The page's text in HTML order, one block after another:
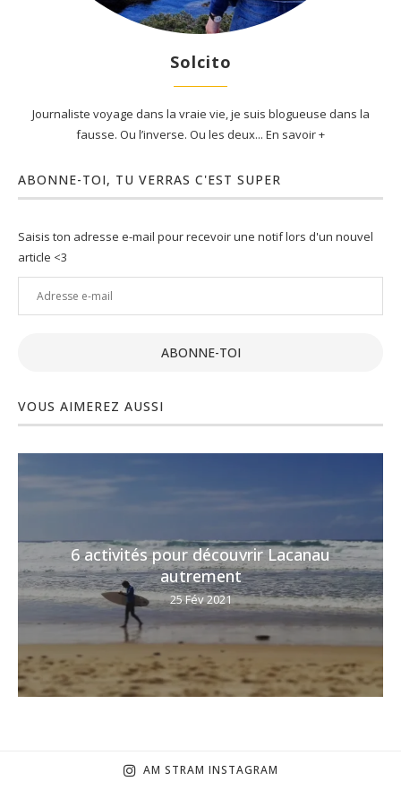
Solcito
Journaliste voyage dans la vraie vie, je suis blogueuse dans la
fausse. Ou l’inverse. Ou les deux... En savoir +
ABONNE-TOI, TU VERRAS C'EST SUPER
Saisis ton adresse e-mail pour recevoir une notif lors d'un nouvel
article <3
Adresse
e-
ABONNE-TOI
VOUS AIMEREZ AUSSI
6 activités pour découvrir Lacanau
autrement
25 Fév 2021
AM STRAM INSTAGRAM